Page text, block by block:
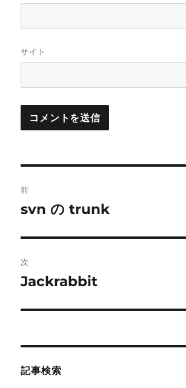
サイト
稿
ビ
ゲ
ー
前
前
投
稿:
svn の trunk
次
次
投
Jackrabbit
記事検索